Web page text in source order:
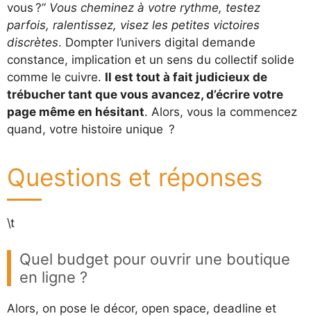
vous ?” Vous cheminez à votre rythme, testez
parfois, ralentissez, visez les petites victoires
discrètes. Dompter l’univers digital demande
constance, implication et un sens du collectif solide
comme le cuivre. Il est tout à fait judicieux de
trébucher tant que vous avancez, d’écrire votre
page même en hésitant. Alors, vous la commencez
quand, votre histoire unique ?
Questions et réponses
\t
Quel budget pour ouvrir une boutique
en ligne ?
Alors, on pose le décor, open space, deadline et